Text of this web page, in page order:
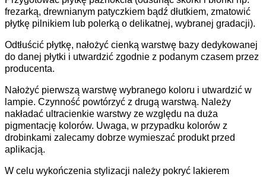
frezarką, drewnianym patyczkiem bądź dłutkiem, zmatowić
płytkę pilnikiem lub polerką o delikatnej, wybranej gradacji).
Odtłuścić płytkę, nałożyć cienką warstwę bazy dedykowanej
do danej płytki i utwardzić zgodnie z podanym czasem przez
producenta.
Nałożyć pierwszą warstwę wybranego koloru i utwardzić w
lampie. Czynność powtórzyć z drugą warstwą. Należy
nakładać ultracienkie warstwy ze względu na duża
pigmentację kolorów. Uwaga, w przypadku kolorów z
drobinkami zalecamy dobrze wymieszać produkt przed
aplikacją.
W celu wykończenia stylizacji należy pokryć lakierem